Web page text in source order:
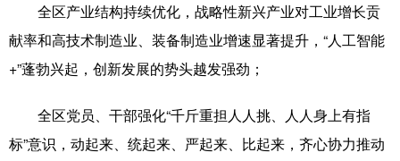
全区产业结构持续优化，战略性新兴产业对工业增长贡
献率和高技术制造业、装备制造业增速显著提升，“人工智能
+”蓬勃兴起，创新发展的势头越发强劲；
全区党员、干部强化“千斤重担人人挑、人人身上有指
标”意识，动起来、统起来、严起来、比起来，齐心协力推动